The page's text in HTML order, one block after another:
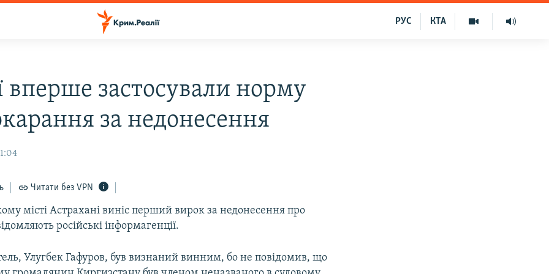
КТА
РУС
вперше застосували норму
за недонесення
Читати без VPN
місті Астрахані виніс перший вирок за недонесення про
російські інформагенції.
Улугбек Гафуров, був визнаний винним, бо не повідомив, що